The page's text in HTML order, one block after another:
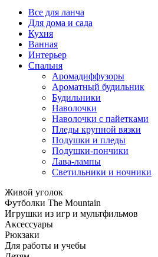
Все для ланча
Для дома и сада
Кухня
Ванная
Интерьер
Спальня
Аромадиффузоры
Ароматный будильник
Будильники
Наволочки
Наволочки с пайетками
Пледы крупной вязки
Подушки и пледы
Подушки-пончики
Лава-лампы
Светильники и ночники
Живой уголок
Футболки The Mountain
Игрушки из игр и мультфильмов
Аксессуары
Рюкзаки
Для работы и учебы